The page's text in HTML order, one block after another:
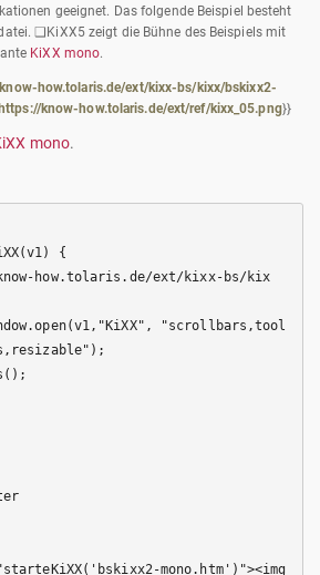
geeignet. Das folgende Beispiel besteht
❑KiXX5 zeigt die Bühne des Beispiels mit
KiXX mono.
how.tolaris.de/ext/kixx-bs/kixx/bskixx2-
https://know-how.tolaris.de/ext/ref/kixx_05.png}}
mono.